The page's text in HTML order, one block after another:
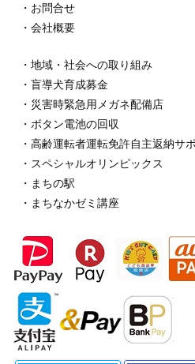
・お問合せ
・会社概要
・地域・社会への取り組み
・盲導犬育成募金
・災害時緊急用メガネ配備店
・ボタン電池の回収
・高齢運転者運転免許自主返納サ
・スペシャルオリンピックス
・まちの駅
・まちなかゼミ講座